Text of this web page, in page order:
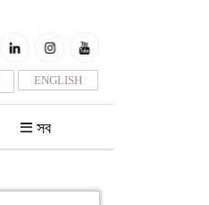
ENGLISH
সব